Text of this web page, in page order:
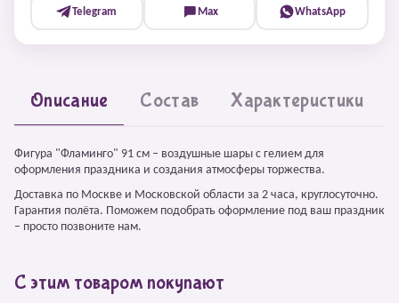
Telegram Max WhatsApp
Описание Состав Характеристики
Фигура "Фламинго" 91 см – воздушные шары с гелием для
оформления праздника и создания атмосферы торжества.
Доставка по Москве и Московской области за 2 часа, круглосуточно.
Гарантия полёта. Поможем подобрать оформление под ваш праздник
– просто позвоните нам.
С этим товаром покупают